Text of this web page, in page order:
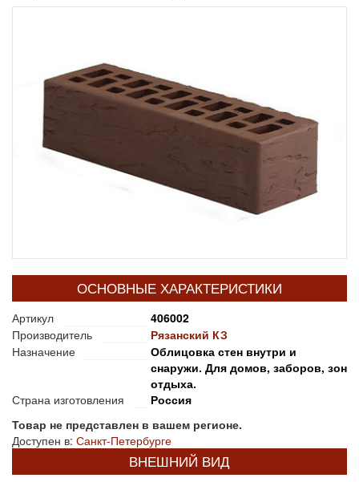
ОСНОВНЫЕ ХАРАКТЕРИСТИКИ
Артикул
406002
Производитель
Рязанский КЗ
Назначение
Облицовка стен внутри и
снаружи. Для домов, заборов, зон
отдыха.
Страна изготовления
Россия
Товар не представлен в вашем регионе.
Доступен в: Санкт-Петербурге
ВНЕШНИЙ ВИД